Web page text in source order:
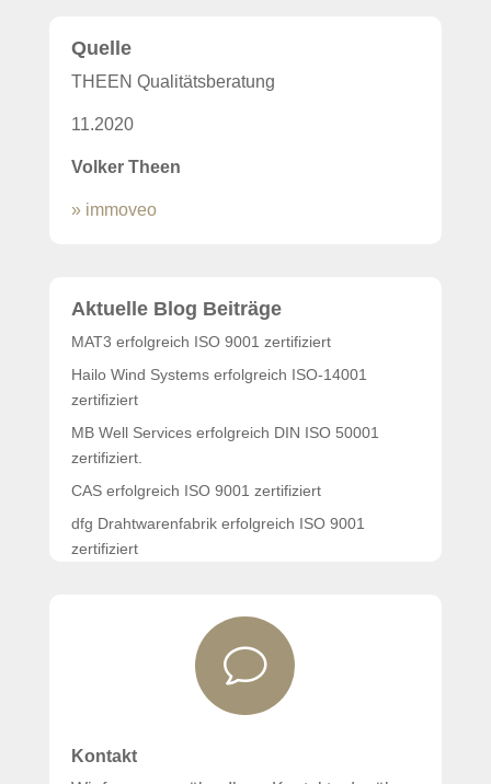
Quelle
THEEN Qualitätsberatung
11.2020
Volker Theen
» immoveo
Aktuelle Blog Beiträge
MAT3 erfolgreich ISO 9001 zertifiziert
Hailo Wind Systems erfolgreich ISO-14001
zertifiziert
MB Well Services erfolgreich DIN ISO 50001
zertifiziert.
CAS erfolgreich ISO 9001 zertifiziert
dfg Drahtwarenfabrik erfolgreich ISO 9001
zertifiziert
v
Kontakt